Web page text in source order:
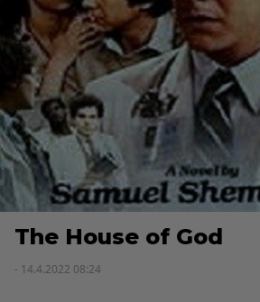
The House of God
- 14.4.2022 08:24